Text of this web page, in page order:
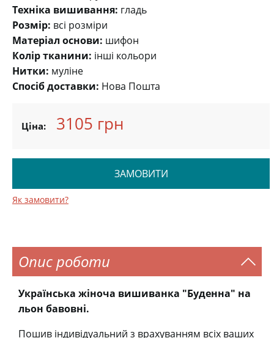
Техніка вишивання: гладь
Розмір: всі розміри
Матеріал основи: шифон
Колір тканини: інші кольори
Нитки: муліне
Спосіб доставки: Нова Пошта
Ціна: 3105 грн
ЗАМОВИТИ
Як замовити?
Опис роботи
Українська жіноча вишиванка "Буденна" на
льон бавовні.
Пошив індивідуальний з врахуванням всіх ваших